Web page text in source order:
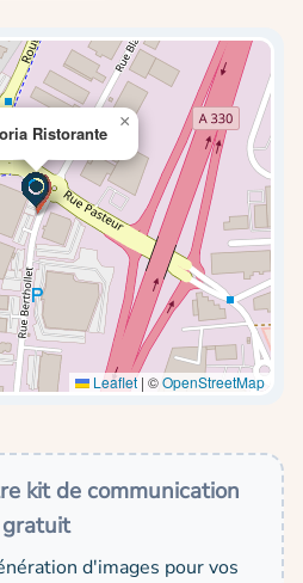
Ristorante
×
Leaflet | ©OpenStreetMap
kit de communication
gratuit
d'images pour vos